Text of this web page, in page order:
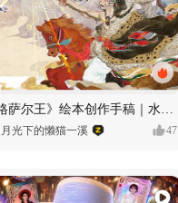
《格萨尔王》绘本创作手稿｜水彩墨韵下的史诗回响
月光下的懒猫一溪 47